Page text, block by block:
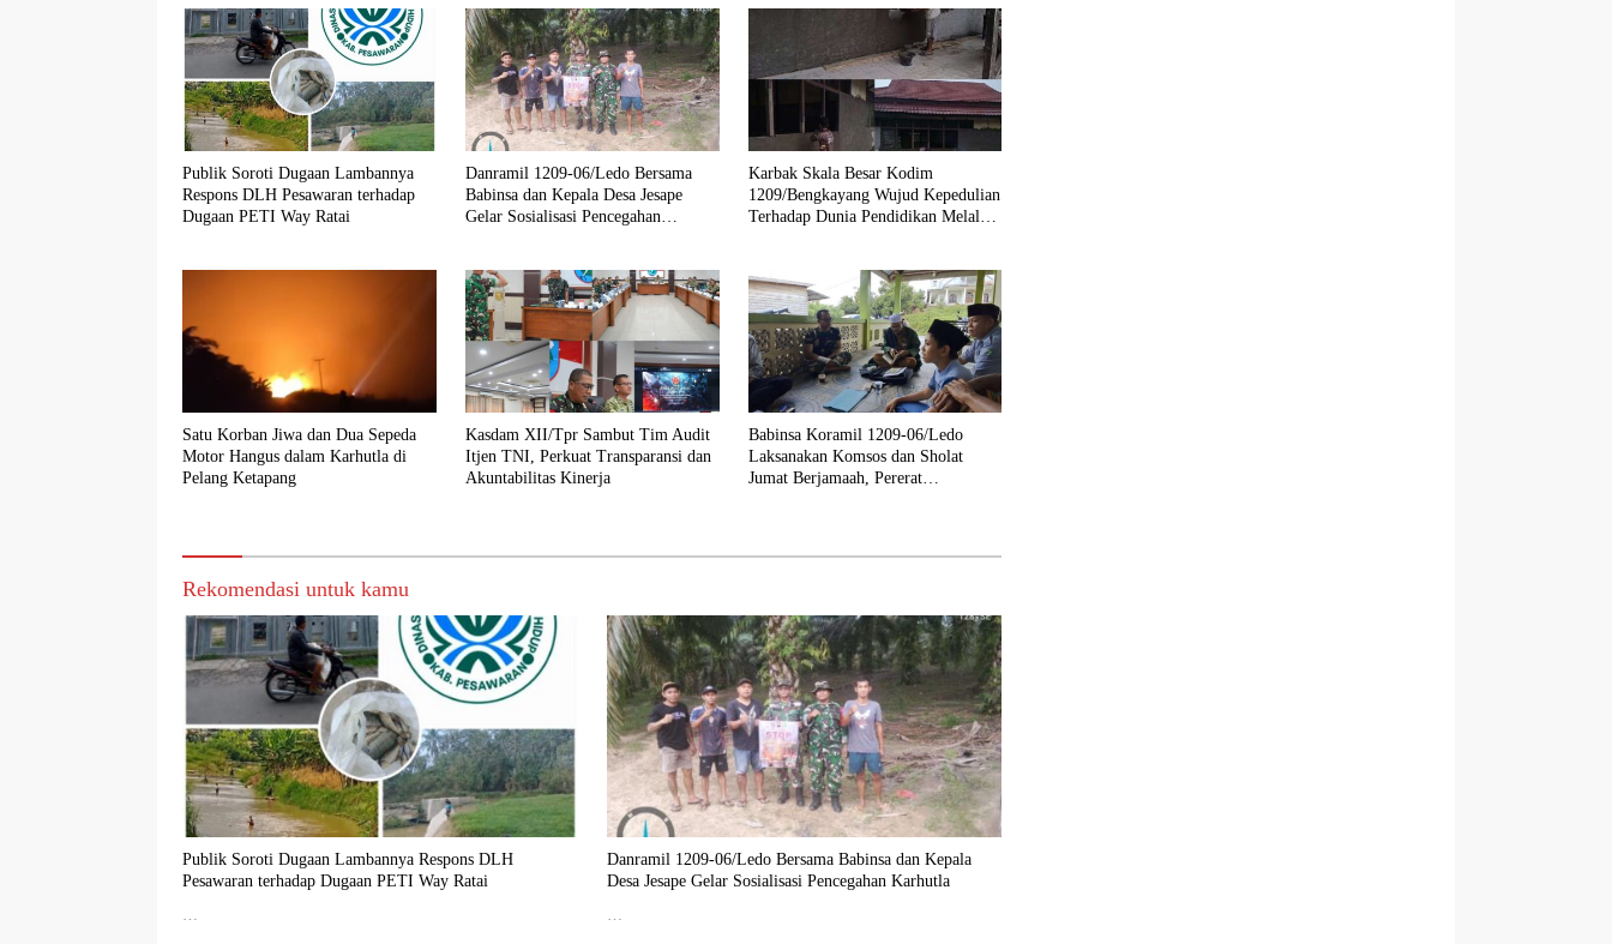
Publik Soroti Dugaan Lambannya
Respons DLH Pesawaran terhadap
Dugaan PETI Way Ratai
Danramil 1209-06/Ledo Bersama
Babinsa dan Kepala Desa Jesape
Gelar Sosialisasi Pencegahan
Karbak Skala Besar Kodim
1209/Bengkayang Wujud Kepedulian
Terhadap Dunia Pendidikan Melalui
Satu Korban Jiwa dan Dua Sepeda
Motor Hangus dalam Karhutla di
Pelang Ketapang
Kasdam XII/Tpr Sambut Tim Audit
Itjen TNI, Perkuat Transparansi dan
Akuntabilitas Kinerja
Babinsa Koramil 1209-06/Ledo
Laksanakan Komsos dan Sholat
Jumat Berjamaah, Pererat
Rekomendasi untuk kamu
Publik Soroti Dugaan Lambannya Respons DLH
Pesawaran terhadap Dugaan PETI Way Ratai
…
Danramil 1209-06/Ledo Bersama Babinsa dan Kepala
Desa Jesape Gelar Sosialisasi Pencegahan Karhutla
…